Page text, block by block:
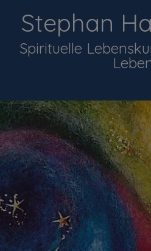
Stephan
Spirituelle